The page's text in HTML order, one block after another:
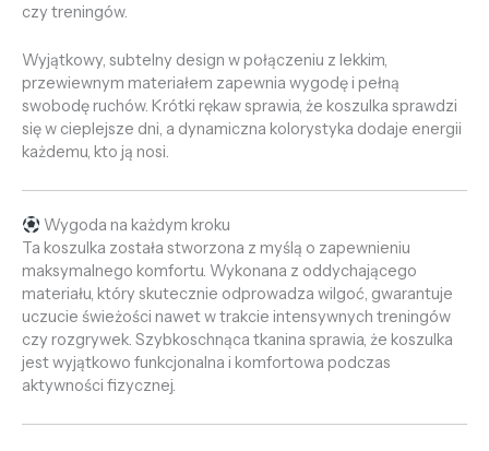
czy treningów.
Wyjątkowy, subtelny design w połączeniu z lekkim,
przewiewnym materiałem zapewnia wygodę i pełną
swobodę ruchów. Krótki rękaw sprawia, że koszulka sprawdzi
się w cieplejsze dni, a dynamiczna kolorystyka dodaje energii
każdemu, kto ją nosi.
Wygoda na każdym kroku
Ta koszulka została stworzona z myślą o zapewnieniu
maksymalnego komfortu. Wykonana z oddychającego
materiału, który skutecznie odprowadza wilgoć, gwarantuje
uczucie świeżości nawet w trakcie intensywnych treningów
czy rozgrywek. Szybkoschnąca tkanina sprawia, że koszulka
jest wyjątkowo funkcjonalna i komfortowa podczas
aktywności fizycznej.